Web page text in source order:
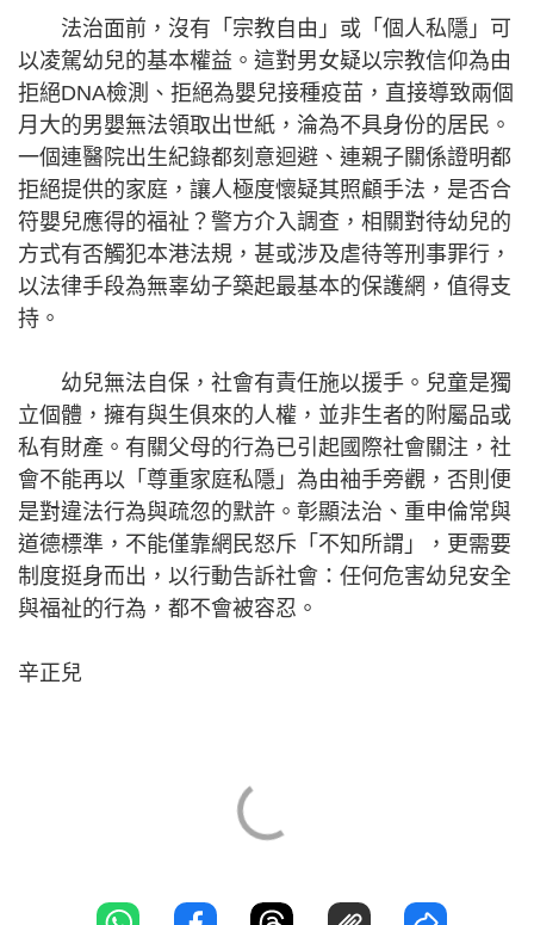
法治面前，沒有「宗教自由」或「個人私隱」可
以凌駕幼兒的基本權益。這對男女疑以宗教信仰為由
拒絕DNA檢測、拒絕為嬰兒接種疫苗，直接導致兩個
月大的男嬰無法領取出世紙，淪為不具身份的居民。
一個連醫院出生紀錄都刻意迴避、連親子關係證明都
拒絕提供的家庭，讓人極度懷疑其照顧手法，是否合
符嬰兒應得的福祉？警方介入調查，相關對待幼兒的
方式有否觸犯本港法規，甚或涉及虐待等刑事罪行，
以法律手段為無辜幼子築起最基本的保護網，值得支
持。
幼兒無法自保，社會有責任施以援手。兒童是獨
立個體，擁有與生俱來的人權，並非生者的附屬品或
私有財產。有關父母的行為已引起國際社會關注，社
會不能再以「尊重家庭私隱」為由袖手旁觀，否則便
是對違法行為與疏忽的默許。彰顯法治、重申倫常與
道德標準，不能僅靠網民怒斥「不知所謂」，更需要
制度挺身而出，以行動告訴社會：任何危害幼兒安全
與福祉的行為，都不會被容忍。
辛正兒